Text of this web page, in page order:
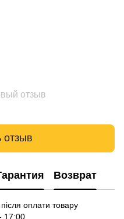
отзыв
отзыв
Возврат
оплати товару
17:00